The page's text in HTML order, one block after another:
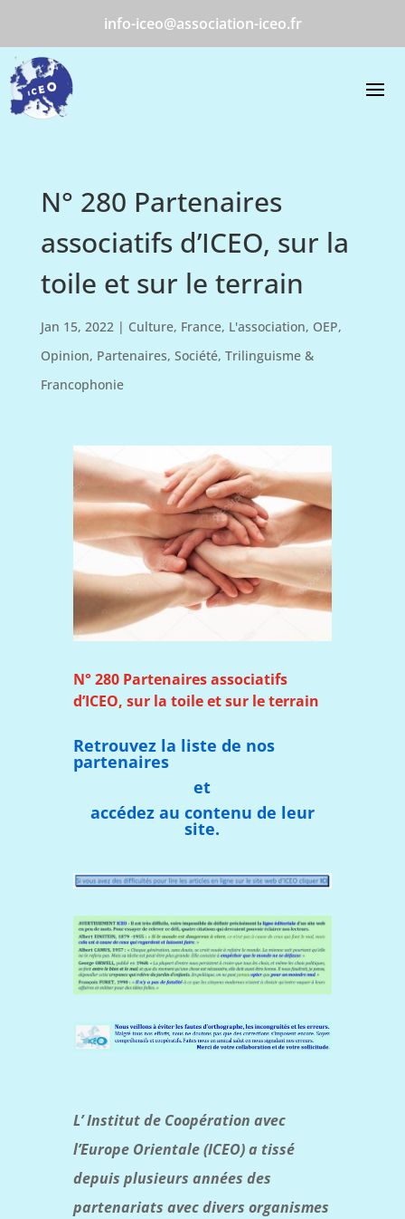
info-iceo@association-iceo.fr
N° 280 Partenaires
associatifs d’ICEO, sur la
toile et sur le terrain
Jan 15, 2022| Culture, France, L'association, OEP,
Opinion, Partenaires, Société, Trilinguisme &
Francophonie
N° 280 Partenaires associatifs
d’ICEO, sur la toile et sur le terrain
Retrouvez la liste de nos
partenaires
et
accédez au contenu de leur
site.
L’ Institut de Coopération avec
l’Europe Orientale (ICEO) a tissé
depuis plusieurs années des
partenariats avec divers organismes